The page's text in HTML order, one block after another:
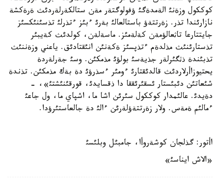
كوككول وزةنئ الةمدةگئ ؤفولوگتةر مةن ستالكةرلةردئث ةرةكشة
نازارئندا تذر. زةرتتةؤ باستالعالئ بةرئ ءبئز ءتذرلئ تذسئنئكسئز
جايتتارعا تاثعالؤمةن كةلةمئز. ماسةلةن، كولدئث كةيبئر
تذستارئنئث مذلدةم ءتذپسئز ةكةنئن انئقتادئق. ياعني وزةننئث
تذبئندة ذثگئرلةر جذيةسئ بولؤئ مذمكئن. وسئ جةرلةردة
يحتيوزاأرلاردئث قالدئقتارئ ءومئر ءسذرؤئ دة بةك مذمكئن. تذندة
شئعاتئن دئبئستار ئسقئرئققا دا ذقسايدئ، قورقئنئشتئ»، -
دةيدئ. عالئمدار كوككول سئرئن اشا ما، اشپاي ما، ول جاعئ
ءمالئم ةمةس. ولار زةرتتةؤلةرئن ءالئ دة جالعاستئرؤدا.
اأتور: گذلجان كوشةروأا، جامبئل وبلئسئ
«الاش ايناسئ»